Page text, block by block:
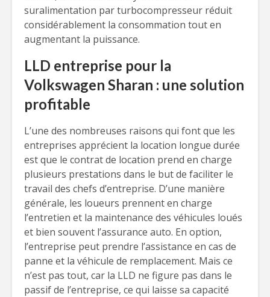
suralimentation par turbocompresseur réduit
considérablement la consommation tout en
augmentant la puissance.
LLD entreprise pour la
Volkswagen Sharan : une solution
profitable
L’une des nombreuses raisons qui font que les
entreprises apprécient la location longue durée
est que le contrat de location prend en charge
plusieurs prestations dans le but de faciliter le
travail des chefs d’entreprise. D’une manière
générale, les loueurs prennent en charge
l’entretien et la maintenance des véhicules loués
et bien souvent l’assurance auto. En option,
l’entreprise peut prendre l’assistance en cas de
panne et la véhicule de remplacement. Mais ce
n’est pas tout, car la LLD ne figure pas dans le
passif de l’entreprise, ce qui laisse sa capacité